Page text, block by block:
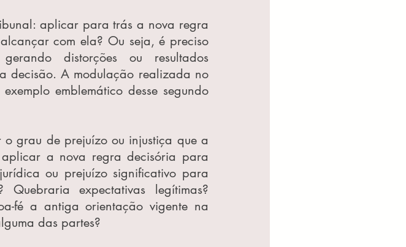
aplicar para trás a nova regra
com ela? Ou seja, é preciso
distorções ou resultados
decisão. A modulação realizada no
emblemático desse segundo
grau de prejuízo ou injustiça que a
a nova regra decisória para
ou prejuízo significativo para
expectativas legítimas?
fé a antiga orientação vigente na
das partes?